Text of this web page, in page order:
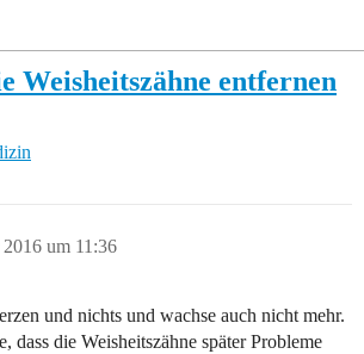
Weisheitszähne entfernen
um 11:36
und nichts und wachse auch nicht mehr.
dass die Weisheitszähne später Probleme